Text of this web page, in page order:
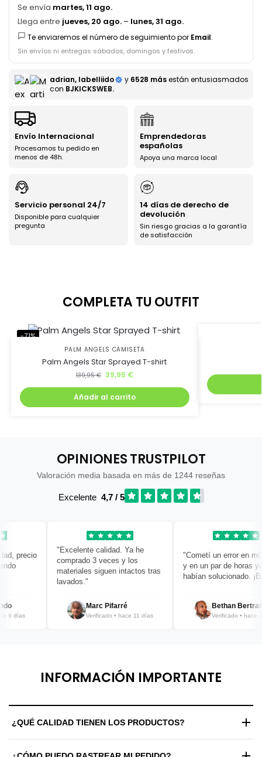
Se envía martes, 11 ago.
Llega entre jueves, 20 ago. – lunes, 31 ago.
Te enviaremos el número de seguimiento por Email.
Sin envíos ni entregas sábados, domingos y festivos.
adrian, labelliido y 6528 másestán entusiasmados
con BJKICKSWEB.
Envío Internacional
Procesamos tu pedido en
menos de 48h.
Emprendedoras
españolas
Apoya una marca local
Servicio personal 24/7
Disponible para cualquier
pregunta
14 días de derecho de
devolución
Sin riesgo gracias a la garantía
de satisfacción
COMPLETA TU OUTFIT
-71%
PALM ANGELS CAMISETA
Palm Angels Star Sprayed T-shirt
139,95€ 39,95 €
Añadir al carrito
OPINIONES TRUSTPILOT
Valoración media basada en más de 1244 reseñas
Excelente 4,7 / 5
precio
días
"Excelente calidad. Ya he
comprado 3 veces y los
materiales siguen intactos tras
lavados."
Marc Pifarré
Verificado • hace 11 días
"Cometí un error en mi
y en un par de horas ya
habían solucionado.
Bethan Bertrand
Verificado • hace 12
INFORMACIÓN IMPORTANTE
¿QUÉ CALIDAD TIENEN LOS PRODUCTOS?